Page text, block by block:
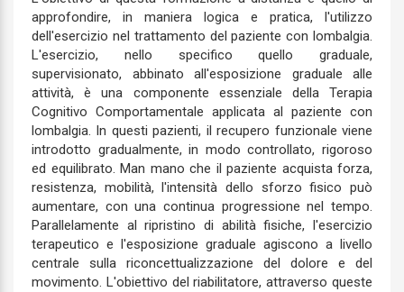
approfondire, in maniera logica e pratica, l'utilizzo
dell'esercizio nel trattamento del paziente con lombalgia.
L'esercizio, nello specifico quello graduale,
supervisionato, abbinato all'esposizione graduale alle
attività, è una componente essenziale della Terapia
Cognitivo Comportamentale applicata al paziente con
lombalgia. In questi pazienti, il recupero funzionale viene
introdotto gradualmente, in modo controllato, rigoroso
ed equilibrato. Man mano che il paziente acquista forza,
resistenza, mobilità, l'intensità dello sforzo fisico può
aumentare, con una continua progressione nel tempo.
Parallelamente al ripristino di abilità fisiche, l'esercizio
terapeutico e l'esposizione graduale agiscono a livello
centrale sulla riconcettualizzazione del dolore e del
movimento. L'obiettivo del riabilitatore, attraverso queste